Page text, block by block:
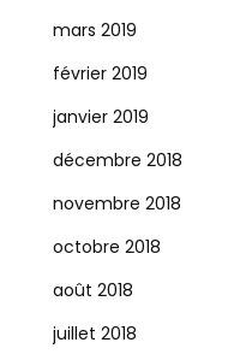
mars 2019
février 2019
janvier 2019
décembre 2018
novembre 2018
octobre 2018
août 2018
juillet 2018